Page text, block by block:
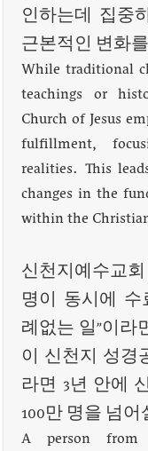
인하는데 집중
근본적인 변화
While traditional
teachings or
Church of Jesus
fulfillment,
realities. This
changes in the
within the
신천지예수교회
명이 동시에 수
례없는 일”이라
이 신천지 성경
라면 3년 안에
100만 명을 넘
A person from